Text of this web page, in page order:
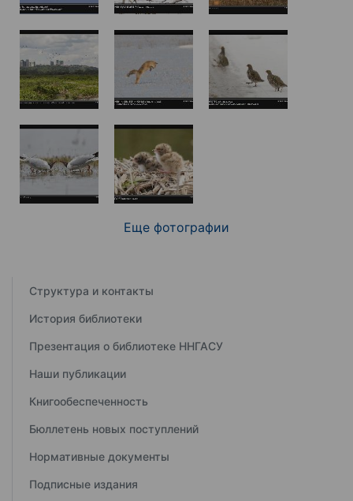
Еще фотографии
Структура и контакты
История библиотеки
Презентация о библиотеке ННГАСУ
Наши публикации
Книгообеспеченность
Бюллетень новых поступлений
Нормативные документы
Подписные издания